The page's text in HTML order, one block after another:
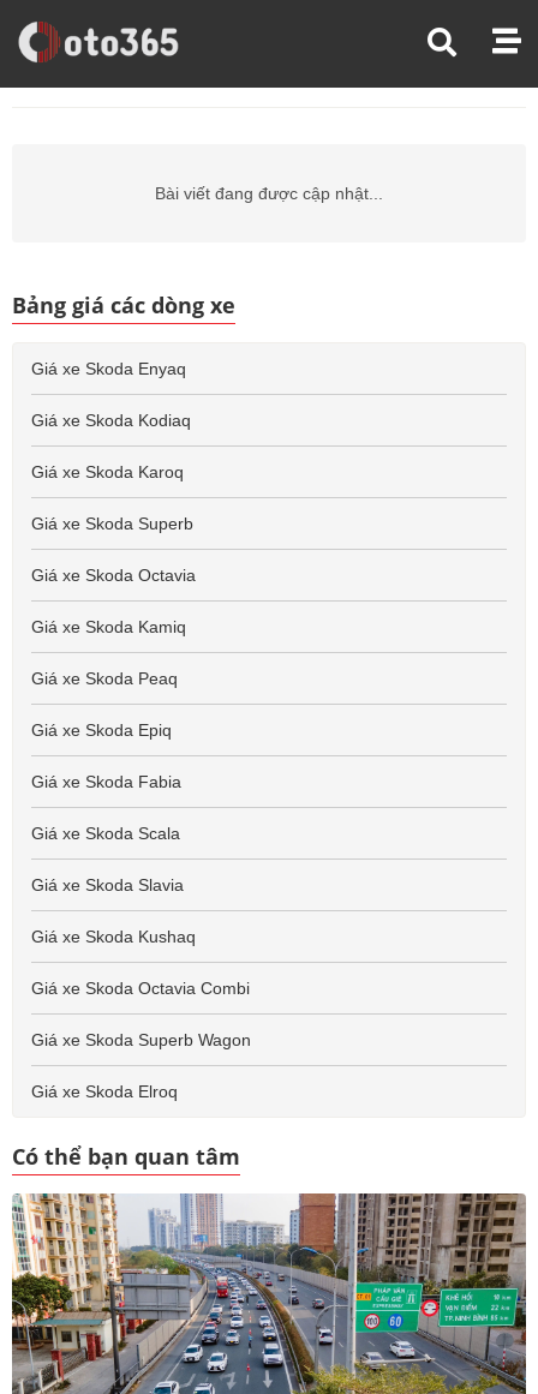
Trang Chủ Giá Xe Ô Tô
Bài viết đang được cập nhật...
Bảng giá các dòng xe
Giá xe Skoda Enyaq
Giá xe Skoda Kodiaq
Giá xe Skoda Karoq
Giá xe Skoda Superb
Giá xe Skoda Octavia
Giá xe Skoda Kamiq
Giá xe Skoda Peaq
Giá xe Skoda Epiq
Giá xe Skoda Fabia
Giá xe Skoda Scala
Giá xe Skoda Slavia
Giá xe Skoda Kushaq
Giá xe Skoda Octavia Combi
Giá xe Skoda Superb Wagon
Giá xe Skoda Elroq
Có thể bạn quan tâm